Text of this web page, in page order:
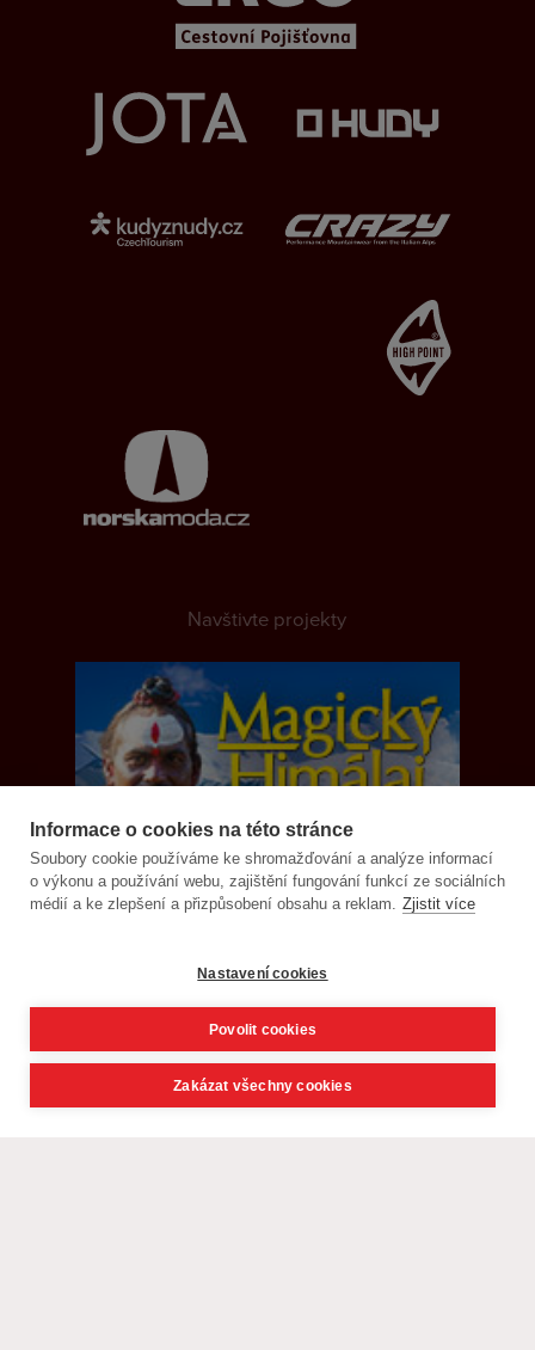
Informace o cookies na této stránce
Soubory cookie používáme ke shromažďování a analýze informací
o výkonu a používání webu, zajištění fungování funkcí ze sociálních
médií a ke zlepšení a přizpůsobení obsahu a reklam. Zjistit více
Nastavení cookies
Povolit cookies
Zakázat všechny cookies
Navštivte projekty